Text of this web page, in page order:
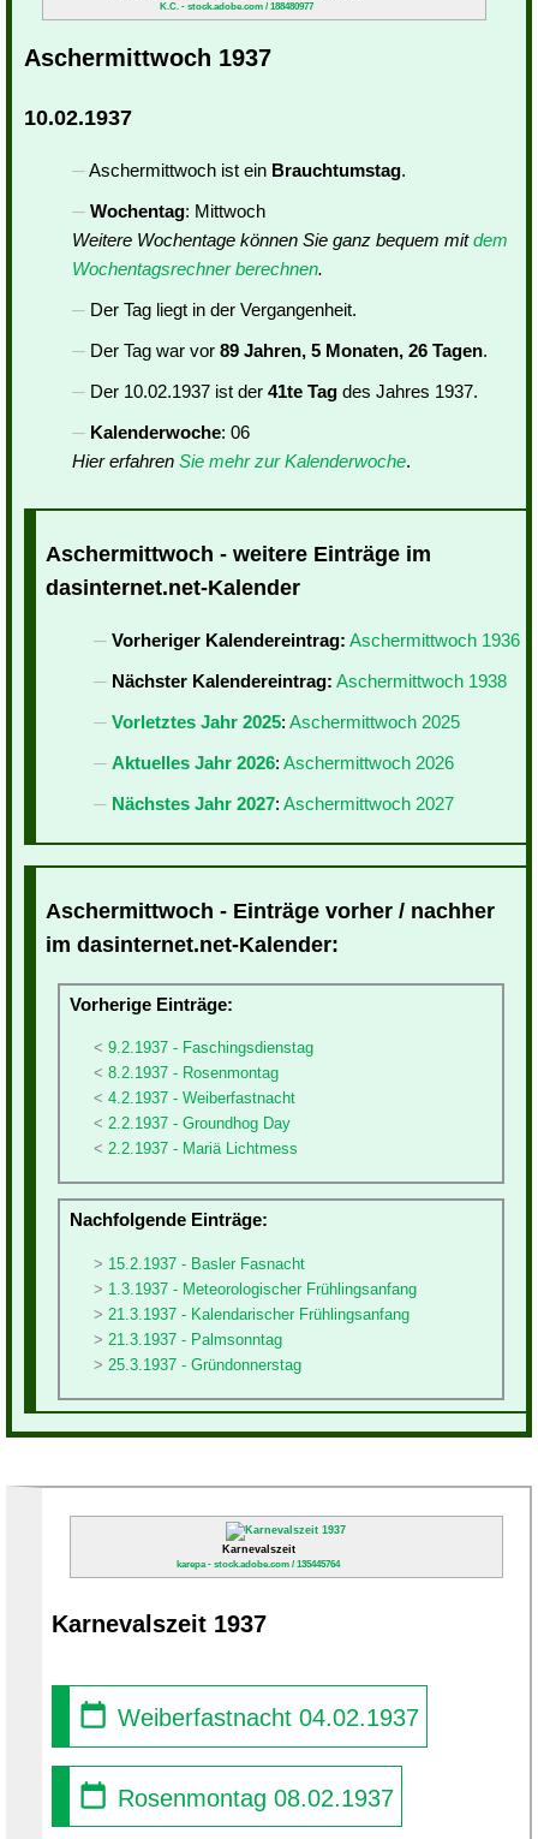
K.C. - stock.adobe.com / 188480977
Aschermittwoch 1937
10.02.1937
Aschermittwoch ist ein Brauchtumstag.
Wochentag: Mittwoch
Weitere Wochentage können Sie ganz bequem mitdem
Wochentagsrechner berechnen.
Der Tag liegt in der Vergangenheit.
Der Tag war vor 89 Jahren, 5 Monaten, 26 Tagen.
Der 10.02.1937 ist der 41te Tag des Jahres 1937.
Kalenderwoche: 06
Hier erfahren Sie mehr zur Kalenderwoche.
Aschermittwoch - weitere Einträge im
dasinternet.net-Kalender
Vorheriger Kalendereintrag: Aschermittwoch 1936
Nächster Kalendereintrag: Aschermittwoch 1938
Vorletztes Jahr 2025: Aschermittwoch 2025
Aktuelles Jahr 2026: Aschermittwoch 2026
Nächstes Jahr 2027: Aschermittwoch 2027
Aschermittwoch - Einträge vorher / nachher
im dasinternet.net-Kalender:
Vorherige Einträge:
9.2.1937 - Faschingsdienstag
8.2.1937 - Rosenmontag
4.2.1937 - Weiberfastnacht
2.2.1937 - Groundhog Day
2.2.1937 - Mariä Lichtmess
Nachfolgende Einträge:
15.2.1937 - Basler Fasnacht
1.3.1937 - Meteorologischer Frühlingsanfang
21.3.1937 - Kalendarischer Frühlingsanfang
21.3.1937 - Palmsonntag
25.3.1937 - Gründonnerstag
Karnevalszeit
karepa - stock.adobe.com / 135445764
Karnevalszeit 1937
Weiberfastnacht 04.02.1937
Rosenmontag 08.02.1937